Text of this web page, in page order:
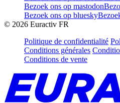
Bezoek ons op mastodon
Bezoek ons op bluesky
© 2026 Euractiv FR
Politique de confidentialité
Conditions générales
Conditions de vente